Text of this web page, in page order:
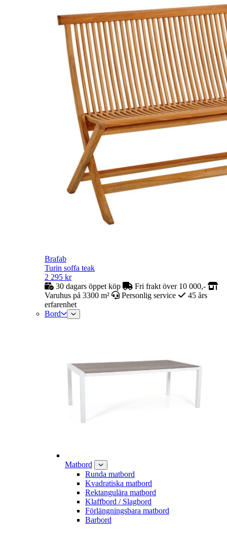
Brafab
Turin soffa teak
2 295 kr
30 dagars öppet köp
Fri frakt över 10 000,-
Varuhus på 3300 m²
Personlig service
45 års
erfarenhet
Bord
Matbord
Runda matbord
Kvadratiska matbord
Rektangulära matbord
Klaffbord / Slagbord
Förlängningsbara matbord
Barbord